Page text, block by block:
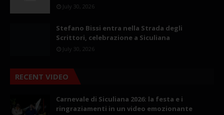
July 30, 2026
Stefano Bissi entra nella Strada degli
Scrittori, celebrazione a Siculiana
July 30, 2026
RECENT VIDEO
Carnevale di Siculiana 2026: la festa e i
ringraziamenti in un video emozionante